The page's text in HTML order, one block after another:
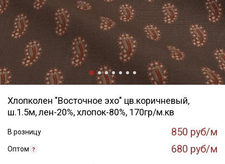
Хлопколен "Восточное эхо" цв.коричневый,
ш.1.5м, лен-20%, хлопок-80%, 170гр/м.кв
В розницу 850 руб/м
Оптом 680 руб/м